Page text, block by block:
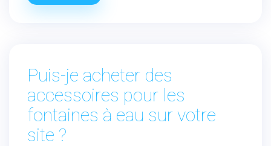
Puis-je acheter des
accessoires pour les
fontaines à eau sur votre
site ?